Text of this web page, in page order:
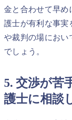
金と合わせて早め
護士が有利な事実
や裁判の場におい
でしょう。
5. 交渉が苦
護士に相談